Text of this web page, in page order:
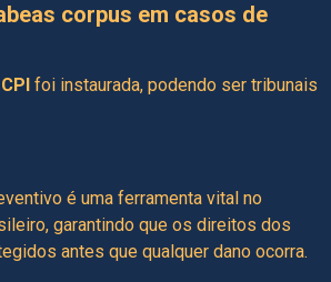
corpus em casos de
CPI foi instaurada, podendo ser tribunais
é uma ferramenta vital no
garantindo que os direitos dos
antes que qualquer dano ocorra.